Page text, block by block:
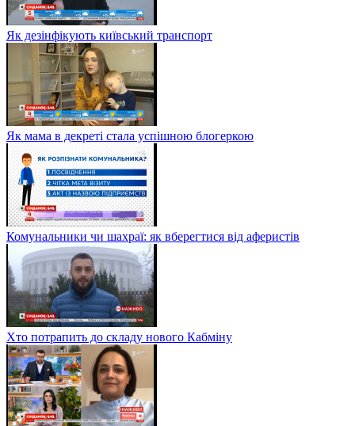
Як дезінфікують київський транспорт
Як мама в декреті стала успішною блогеркою
Комунальники чи шахраї: як вберегтися від аферистів
Хто потрапить до складу нового Кабміну